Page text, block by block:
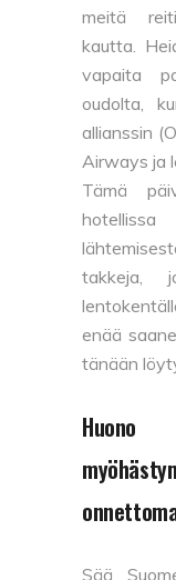
meitä
kautta.
vapaita
oudolta,
allianssin
Airways ja
Tämä
takkeja,
enää
tänään
Sää